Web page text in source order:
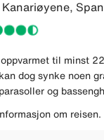
til minst
dog synke noen
og
om reisen.